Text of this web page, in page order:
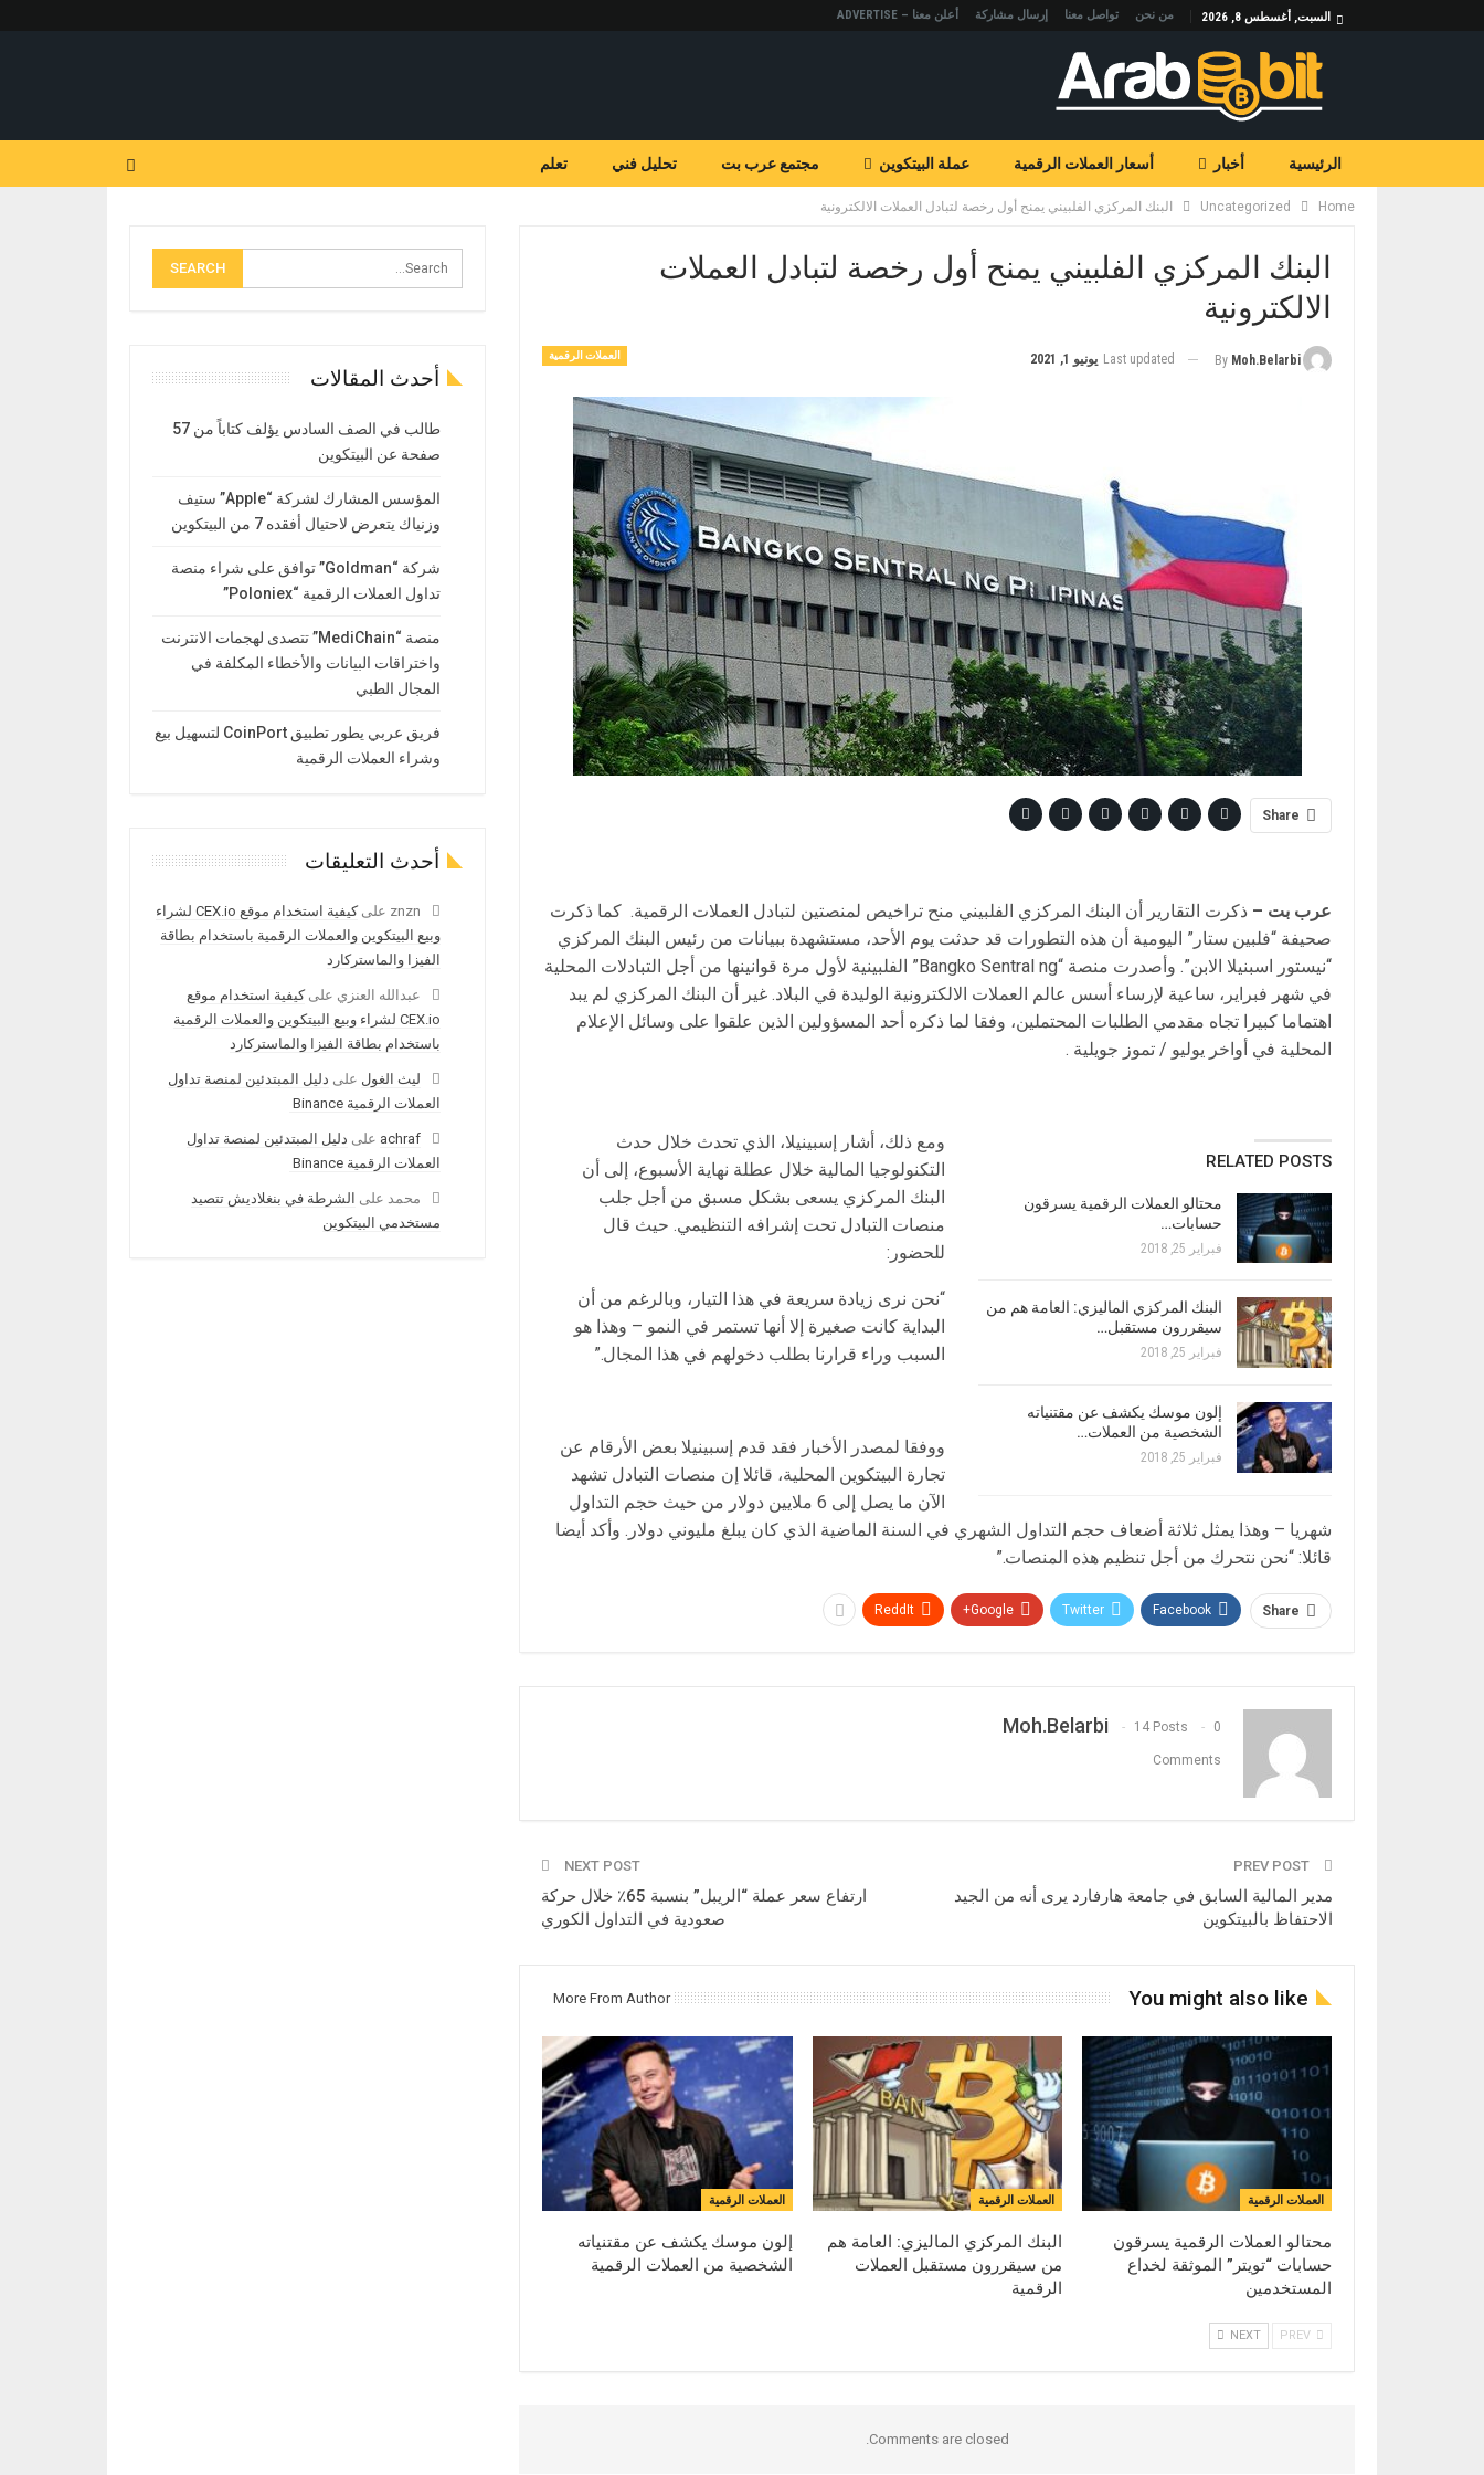
السبت, أغسطس 8, 2026 من نحن تواصل معنا إرسال مشاركة أعلن معنا – ADVERTISE
الرئيسية أخبار أسعار العملات الرقمية عملة البيتكوين مجتمع عرب بت تحليل فني تعلم
Home
Uncategorized البنك المركزي الفلبيني يمنح أول رخصة لتبادل العملات الالكترونية
البنك المركزي الفلبيني يمنح أول رخصة لتبادل العملات
الالكترونية
العملات الرقمية By Moh.belarbi
Last updated يونيو 1, 2021
Share
عرب بت – ذكرت التقارير أن البنك المركزي الفلبيني منح تراخيص لمنصتين لتبادل العملات الرقمية. كما ذكرت
صحيفة “فلبين ستار” اليومية أن هذه التطورات قد حدثت يوم الأحد، مستشهدة ببيانات من رئيس البنك المركزي
“نيستور اسبنيلا الابن”. وأصدرت منصة “Bangko Sentral ng” الفلبينية لأول مرة قوانينها من أجل التبادلات المحلية
في شهر فبراير، ساعية لإرساء أسس عالم العملات الالكترونية الوليدة في البلاد. غير أن البنك المركزي لم يبد
اهتماما كبيرا تجاه مقدمي الطلبات المحتملين، وفقا لما ذكره أحد المسؤولين الذين علقوا على وسائل الإعلام
المحلية في أواخر يوليو / تموز جويلية .
RELATED POSTS
محتالو العملات الرقمية يسرقون
حسابات…
فبراير 25, 2018
البنك المركزي الماليزي: العامة هم من
سيقررون مستقبل…
فبراير 25, 2018
إلون موسك يكشف عن مقتنياته
الشخصية من العملات…
فبراير 25, 2018
ومع ذلك، أشار إسبينيلا، الذي تحدث خلال حدث
التكنولوجيا المالية خلال عطلة نهاية الأسبوع، إلى أن
البنك المركزي يسعى بشكل مسبق من أجل جلب
منصات التبادل تحت إشرافه التنظيمي. حيث قال
للحضور:
“نحن نرى زيادة سريعة في هذا التيار، وبالرغم من أن
البداية كانت صغيرة إلا أنها تستمر في النمو – وهذا هو
السبب وراء قرارنا بطلب دخولهم في هذا المجال.”
ووفقا لمصدر الأخبار فقد قدم إسبينيلا بعض الأرقام عن
تجارة البيتكوين المحلية، قائلا إن منصات التبادل تشهد
الآن ما يصل إلى 6 ملايين دولار من حيث حجم التداول
شهريا – وهذا يمثل ثلاثة أضعاف حجم التداول الشهري في السنة الماضية الذي كان يبلغ مليوني دولار. وأكد أيضا
قائلا: “نحن نتحرك من أجل تنظيم هذه المنصات.”
Share
Facebook
Twitter
Google+
ReddIt
Moh.belarbi 14 Posts 0
Comments
مدير المالية السابق في جامعة هارفارد يرى أنه من الجيد
الاحتفاظ بالبيتكوين
NEXT POST
ارتفاع سعر عملة “الريبل” بنسبة 65٪ خلال حركة
صعودية في التداول الكوري
You might also like
More From Author
العملات الرقمية
محتالو العملات الرقمية يسرقون
حسابات “تويتر” الموثقة لخداع
المستخدمين
العملات الرقمية
البنك المركزي الماليزي: العامة هم
من سيقررون مستقبل العملات
الرقمية
العملات الرقمية
إلون موسك يكشف عن مقتنياته
الشخصية من العملات الرقمية
NEXT
Comments are closed.
أحدث المقالات
طالب في الصف السادس يؤلف كتاباً من 57
صفحة عن البيتكوين
المؤسس المشارك لشركة “Apple” ستيف
وزنياك يتعرض لاحتيال أفقده 7 من البيتكوين
شركة “Goldman” توافق على شراء منصة
تداول العملات الرقمية “Poloniex”
منصة “MediChain” تتصدى لهجمات الانترنت
واختراقات البيانات والأخطاء المكلفة في
المجال الطبي
فريق عربي يطور تطبيق CoinPort لتسهيل بيع
وشراء العملات الرقمية
أحدث التعليقات
znzn على
كيفية استخدام موقع CEX.io لشراء
وبيع البيتكوين والعملات الرقمية باستخدام بطاقة
الفيزا والماستركارد
عبدالله العنزي علىكيفية استخدام موقع
CEX.io لشراء وبيع البيتكوين والعملات الرقمية
باستخدام بطاقة الفيزا والماستركارد
ليث الغول على دليل المبتدئين لمنصة تداول
العملات الرقمية Binance
achraf على دليل المبتدئين لمنصة تداول
العملات الرقمية Binance
محمدعلى الشرطة في بنغلاديش تتصيد
مستخدمي البيتكوين